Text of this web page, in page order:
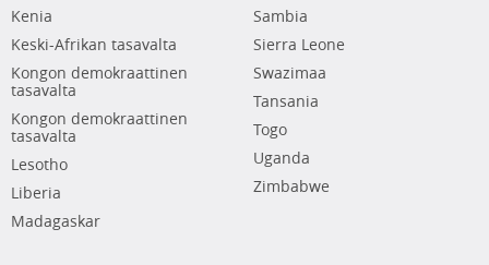
Kenia
Keski-Afrikan tasavalta
Kongon demokraattinen
tasavalta
Kongon demokraattinen
tasavalta
Lesotho
Liberia
Madagaskar
Sambia
Sierra Leone
Swazimaa
Tansania
Togo
Uganda
Zimbabwe